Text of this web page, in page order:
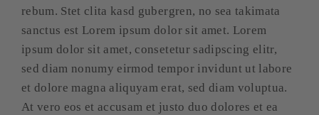
rebum. Stet clita kasd gubergren, no sea takimata
sanctus est Lorem ipsum dolor sit amet. Lorem
ipsum dolor sit amet, consetetur sadipscing elitr,
sed diam nonumy eirmod tempor invidunt ut labore
et dolore magna aliquyam erat, sed diam voluptua.
At vero eos et accusam et justo duo dolores et ea